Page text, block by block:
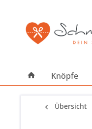
Knöpfe
Übersicht